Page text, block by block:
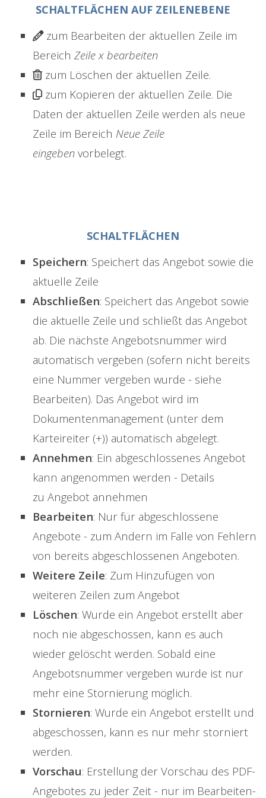
SCHALTFLÄCHEN AUF ZEILENEBENE
zum Bearbeiten der aktuellen Zeile im
Bereich Zeile x bearbeiten
zum Löschen der aktuellen Zeile.
zum Kopieren der aktuellen Zeile. Die
Daten der aktuellen Zeile werden als neue
Zeile im Bereich Neue Zeile
eingeben vorbelegt.
SCHALTFLÄCHEN
Speichern: Speichert das Angebot sowie die
aktuelle Zeile
Abschließen: Speichert das Angebot sowie
die aktuelle Zeile und schließt das Angebot
ab. Die nächste Angebotsnummer wird
automatisch vergeben (sofern nicht bereits
eine Nummer vergeben wurde - siehe
Bearbeiten). Das Angebot wird im
Dokumentenmanagement (unter dem
Karteireiter (+)) automatisch abgelegt.
Annehmen: Ein abgeschlossenes Angebot
kann angenommen werden - Details
zu Angebot annehmen
Bearbeiten: Nur für abgeschlossene
Angebote - zum Ändern im Falle von Fehlern
von bereits abgeschlossenen Angeboten.
Weitere Zeile: Zum Hinzufügen von
weiteren Zeilen zum Angebot
Löschen: Wurde ein Angebot erstellt aber
noch nie abgeschossen, kann es auch
wieder gelöscht werden. Sobald eine
Angebotsnummer vergeben wurde ist nur
mehr eine Stornierung möglich.
Stornieren: Wurde ein Angebot erstellt und
abgeschossen, kann es nur mehr storniert
werden.
Vorschau: Erstellung der Vorschau des PDF-
Angebotes zu jeder Zeit - nur im Bearbeiten-